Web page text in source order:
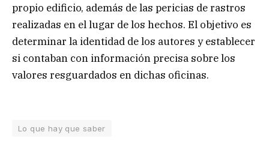
propio edificio, además de las pericias de rastros
realizadas en el lugar de los hechos. El objetivo es
determinar la identidad de los autores y establecer
si contaban con información precisa sobre los
valores resguardados en dichas oficinas.
Lo que hay que saber